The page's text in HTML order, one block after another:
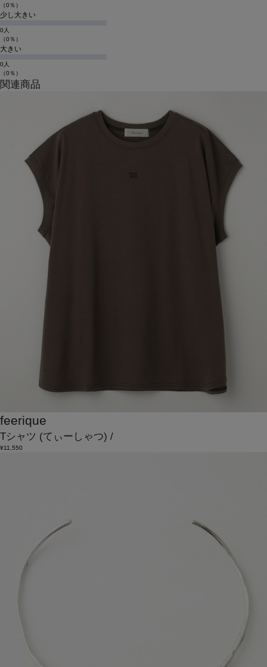
（0％）
少し大きい
0人
（0％）
大きい
0人
（0％）
関連商品
feerique
Tシャツ (てぃーしゃつ) /
¥11,550